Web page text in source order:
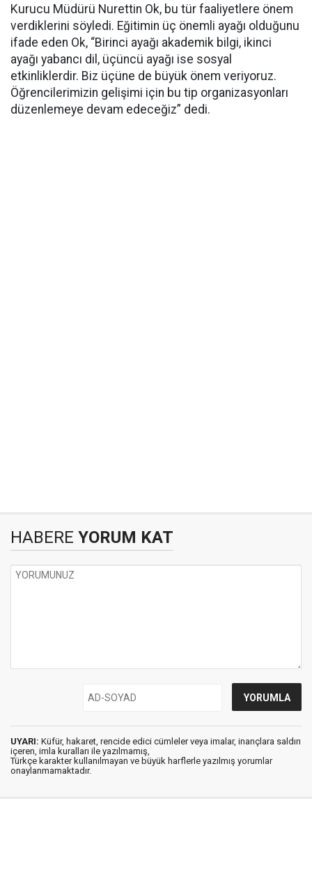
Kurucu Müdürü Nurettin Ok, bu tür faaliyetlere önem
verdiklerini söyledi. Eğitimin üç önemli ayağı olduğunu
ifade eden Ok, “Birinci ayağı akademik bilgi, ikinci
ayağı yabancı dil, üçüncü ayağı ise sosyal
etkinliklerdir. Biz üçüne de büyük önem veriyoruz.
Öğrencilerimizin gelişimi için bu tip organizasyonları
düzenlemeye devam edeceğiz” dedi.
HABERE YORUM KAT
UYARI: Küfür, hakaret, rencide edici cümleler veya imalar, inançlara saldırı
içeren, imla kuralları ile yazılmamış,
Türkçe karakter kullanılmayan ve büyük harflerle yazılmış yorumlar
onaylanmamaktadır.